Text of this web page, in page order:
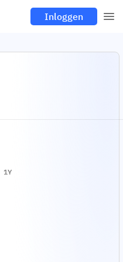
Inloggen
1Y